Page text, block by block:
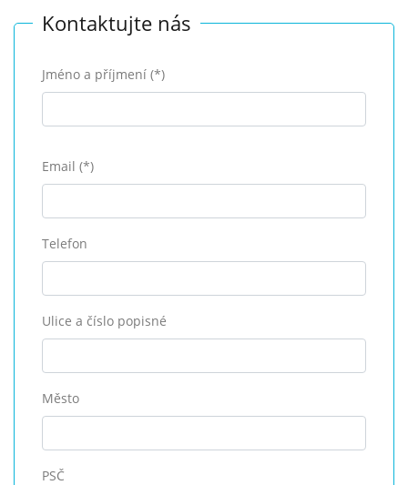
Kontaktujte nás
Jméno a příjmení (*)
Email (*)
Telefon
Ulice a číslo popisné
Město
PSČ